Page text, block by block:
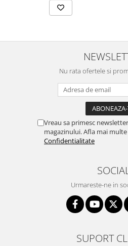
Nu rata ofertele si
Vreau sa primesc
magazinului. Afla mai multe
Confidentialitate
Urmareste-ne in
SUPORT